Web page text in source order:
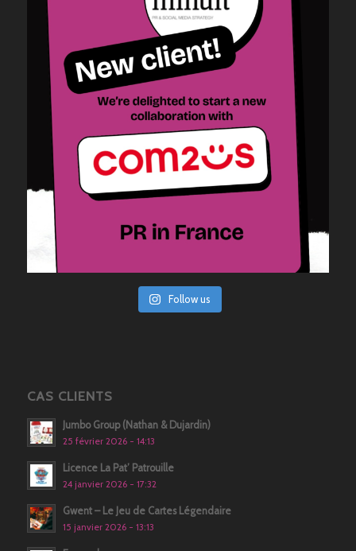
Follow us
CAS CLIENTS
Jumbo Group (Nathan & Dujardin)
25 février 2026 - 14:13
Licence La Pat’ Patrouille
24 janvier 2026 - 17:32
Gwent – Le Jeu de Cartes Légendaire
15 janvier 2026 - 13:13